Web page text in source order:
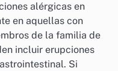
alérgicas en
en aquellas con
de la familia de
incluir erupciones
Si